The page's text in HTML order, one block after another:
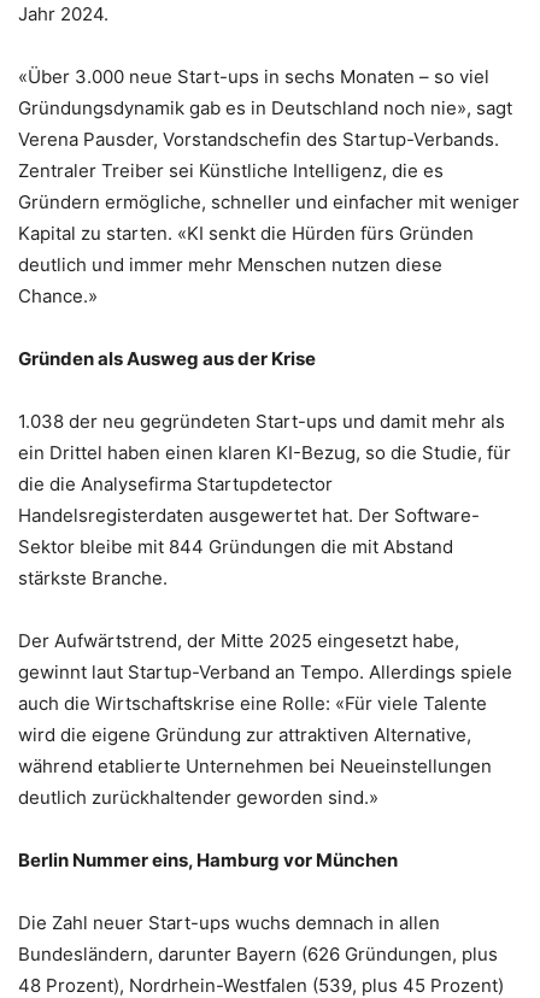
Jahr 2024.
«Über 3.000 neue Start-ups in sechs Monaten – so viel
Gründungsdynamik gab es in Deutschland noch nie», sagt
Verena Pausder, Vorstandschefin des Startup-Verbands.
Zentraler Treiber sei Künstliche Intelligenz, die es
Gründern ermögliche, schneller und einfacher mit weniger
Kapital zu starten. «KI senkt die Hürden fürs Gründen
deutlich und immer mehr Menschen nutzen diese
Chance.»
Gründen als Ausweg aus der Krise
1.038 der neu gegründeten Start-ups und damit mehr als
ein Drittel haben einen klaren KI-Bezug, so die Studie, für
die die Analysefirma Startupdetector
Handelsregisterdaten ausgewertet hat. Der Software-
Sektor bleibe mit 844 Gründungen die mit Abstand
stärkste Branche.
Der Aufwärtstrend, der Mitte 2025 eingesetzt habe,
gewinnt laut Startup-Verband an Tempo. Allerdings spiele
auch die Wirtschaftskrise eine Rolle: «Für viele Talente
wird die eigene Gründung zur attraktiven Alternative,
während etablierte Unternehmen bei Neueinstellungen
deutlich zurückhaltender geworden sind.»
Berlin Nummer eins, Hamburg vor München
Die Zahl neuer Start-ups wuchs demnach in allen
Bundesländern, darunter Bayern (626 Gründungen, plus
48 Prozent), Nordrhein-Westfalen (539, plus 45 Prozent)